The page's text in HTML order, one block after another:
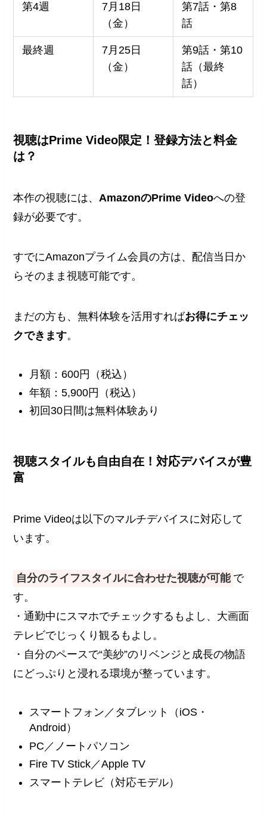
第4週
7月18日
（金）
第7話・第8
話
最終週
7月25日
（金）
第9話・第10
話（最終
話）
視聴はPrime Video限定！登録方法と料金
は？
本作の視聴には、 AmazonのPrime Videoへの登
録が必要です。
すでにAmazonプライム会員の方は、配信当日か
らそのまま視聴可能です。
まだの方も、無料体験を活用すればお得にチェッ
クできます。
月額：600円（税込）
年額：5,900円（税込）
初回30日間は無料体験あり
視聴スタイルも自由自在！対応デバイスが豊
富
Prime Videoは以下のマルチデバイスに対応して
います。
自分のライフスタイルに合わせた視聴が可能 で
す。
・通勤中にスマホでチェックするもよし、大画面
テレビでじっくり観るもよし。
・自分のペースで“美紗”のリベンジと成長の物語
にどっぷりと浸れる環境が整っています。
スマートフォン／タブレット（iOS・
Android）
PC／ノートパソコン
Fire TV Stick／Apple TV
スマートテレビ（対応モデル）